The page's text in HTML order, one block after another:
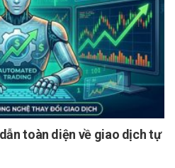
toàn diện về giao dịch tự